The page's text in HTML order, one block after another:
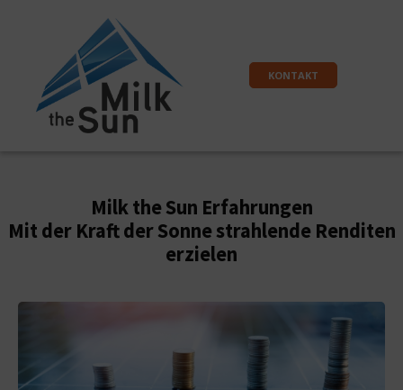
KONTAKT
Milk the Sun Erfahrungen
Mit der Kraft der Sonne strahlende Renditen
erzielen